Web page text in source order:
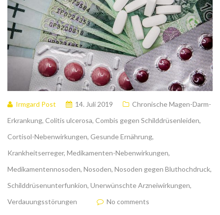
Irmgard Post 14. Juli 2019
Chronische Magen-Darm-
Erkrankung, Colitis ulcerosa, Combis gegen Schilddrüsenleiden,
Cortisol-Nebenwirkungen, Gesunde Ernährung,
Krankheitserreger, Medikamenten-Nebenwirkungen,
Medikamentennosoden, Nosoden, Nosoden gegen Bluthochdruck,
Schilddrüsenunterfunkion, Unerwünschte Arzneiwirkungen,
Verdauungsstörungen
No comments